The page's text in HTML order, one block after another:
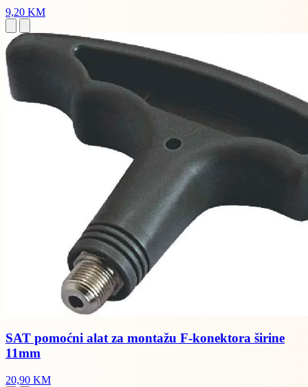
9,20 KM
SAT pomoćni alat za montažu F-konektora širine
11mm
20,90 KM